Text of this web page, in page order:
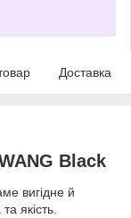
Доставка
Black
вигідне й
якість.